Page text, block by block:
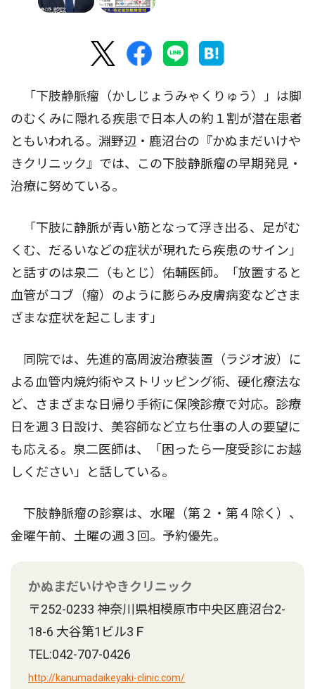
「下肢静脈瘤（かしじょうみゃくりゅう）」は脚
のむくみに隠れる疾患で日本人の約１割が潜在患者
ともいわれる。淵野辺・鹿沼台の『かぬまだいけや
きクリニック』では、この下肢静脈瘤の早期発見・
治療に努めている。
「下肢に静脈が青い筋となって浮き出る、足がむ
くむ、だるいなどの症状が現れたら疾患のサイン」
と話すのは泉二（もとじ）佑輔医師。「放置すると
血管がコブ（瘤）のように膨らみ皮膚病変などさま
ざまな症状を起こします」
同院では、先進的高周波治療装置（ラジオ波）に
よる血管内焼灼術やストリッピング術、硬化療法な
ど、さまざまな日帰り手術に保険診療で対応。診療
日を週３日設け、美容師など立ち仕事の人の要望に
も応える。泉二医師は、「困ったら一度受診にお越
しください」と話している。
下肢静脈瘤の診察は、水曜（第２・第４除く）、
金曜午前、土曜の週３回。予約優先。
かぬまだいけやきクリニック
〒252-0233 神奈川県相模原市中央区鹿沼台2-
18-6 大谷第1ビル3Ｆ
TEL:042-707-0426
http://kanumadaikeyaki-clinic.com/